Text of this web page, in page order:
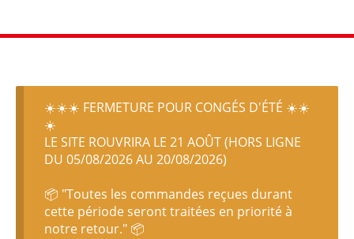
☀️☀️☀️ FERMETURE POUR CONGÉS D'ÉTÉ ☀️☀️
☀️
LE SITE ROUVRIRA LE 21 AOÛT (HORS LIGNE
DU 05/08/2026 AU 20/08/2026)
📦 "Toutes les commandes reçues durant
cette période seront traitées en priorité à
notre retour." 📦